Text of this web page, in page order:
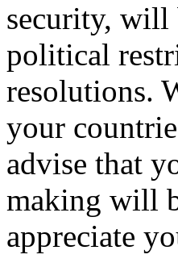
security, will
political
resolutions.
your
advise that
making will
appreciate